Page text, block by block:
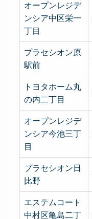
オープンレジデ
ンシア中区栄一
丁目
プラセシオン原
駅前
トヨタホーム丸
の内二丁目
オープンレジデ
ンシア今池三丁
目
プラセシオン日
比野
エステムコート
中村区亀島二丁